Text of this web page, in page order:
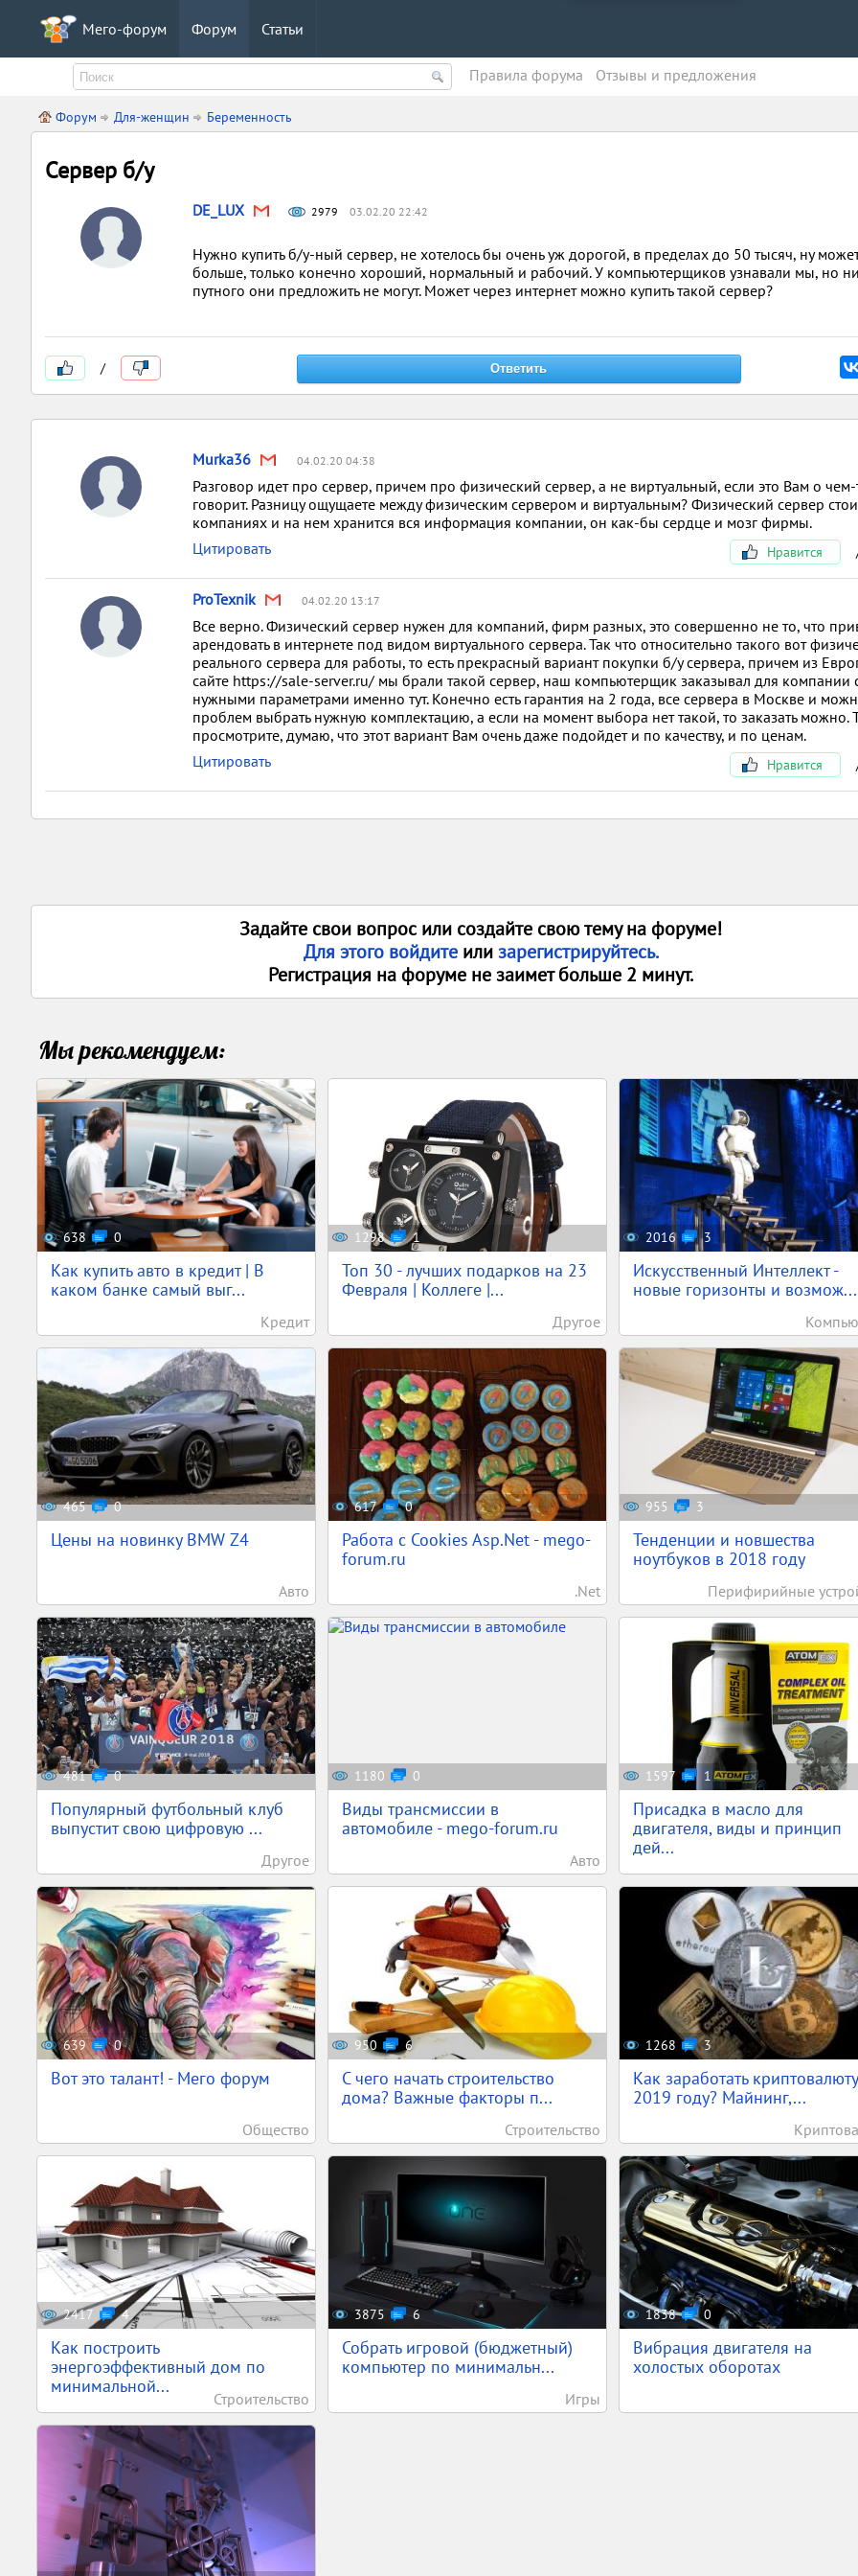
Мего-форум Форум Статьи
Правила форума Oтзывы и предложения
Форум Для-женщин Беременность
Сервер б/у
DE_LUX 2979 03.02.20 22:42
Нужно купить б/у-ный сервер, не хотелось бы очень уж дорогой, в пределах до 50 тысяч, ну может
больше, только конечно хороший, нормальный и рабочий. У компьютерщиков узнавали мы, но
путного они предложить не могут. Может через интернет можно купить такой сервер?
/
Murka36 04.02.20 04:38
Разговор идет про сервер, причем про физический сервер, а не виртуальный, если это Вам о чем-
говорит. Разницу ощущаете между физическим сервером и виртуальным? Физический сервер
компаниях и на нем хранится вся информация компании, он как-бы сердце и мозг фирмы.
Цитировать
Нравится
ProTexnik 04.02.20 13:17
Все верно. Физический сервер нужен для компаний, фирм разных, это совершенно не то, что
арендовать в интернете под видом виртуального сервера. Так что относительно такого вот
реального сервера для работы, то есть прекрасный вариант покупки б/у сервера, причем из
сайте https://sale-server.ru/ мы брали такой сервер, наш компьютерщик заказывал для компании
нужными параметрами именно тут. Конечно есть гарантия на 2 года, все сервера в Москве и
проблем выбрать нужную комплектацию, а если на момент выбора нет такой, то заказать можно.
просмотрите, думаю, что этот вариант Вам очень даже подойдет и по качеству, и по ценам.
Цитировать
Нравится
Задайте свои вопрос или создайте свою тему на форуме!
Для этого войдите илизарегистрируйтесь.
Регистрация на форуме не заимет больше 2 минут.
Мы рекомендуем:
638 0
Как купить авто в кредит | В
каком банке самый выг...
Кредит
1298 1
Топ 30 - лучших подарков на 23
Февраля | Коллеге |...
Другое
2016 3
Искусственный Интеллект -
новые горизонты и возмож...
465 0
Цены на новинку BMW Z4
Авто
617 0
Работа с Cookies Asp.Net - mego-
forum.ru
.Net
955 3
Тенденции и новшества
ноутбуков в 2018 году
Перифирийные
481 0
Популярный футбольный клуб
выпустит свою цифровую ...
Другое
1180 0
Виды трансмиссии в
автомобиле - mego-forum.ru
Авто
1597 1
Присадка в масло для
двигателя, виды и принцип
дей...
639 0
Вот это талант! - Мего форум
Общество
950 6
С чего начать строительство
дома? Важные факторы п...
Строительство
1268 3
Как заработать
2019 году? Майнинг,...
2417 4
Как построить
энергоэффективный дом по
минимальной...
Строительство
3875 6
Собрать игровой (бюджетный)
компьютер по минимальн...
Игры
1838 0
Вибрация двигателя на
холостых оборотах